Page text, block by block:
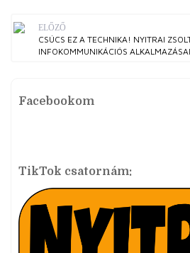
ELŐZŐ
CSÚCS EZ A TECHNIKA! NYITRAI
INFOKOMMUNIKÁCIÓS
Facebookom
TikTok csatornám: